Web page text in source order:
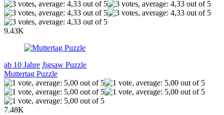
9.43K
ab 10 Jahre Jigsaw Puzzle
Muttertag Puzzle
7.48K